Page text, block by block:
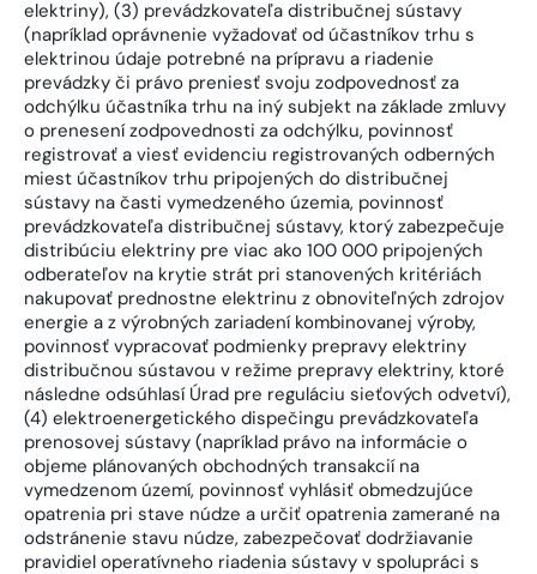
elektriny), (3) prevádzkovateľa distribučnej sústavy
(napríklad oprávnenie vyžadovať od účastníkov trhu s
elektrinou údaje potrebné na prípravu a riadenie
prevádzky či právo preniesť svoju zodpovednosť za
odchýlku účastníka trhu na iný subjekt na základe zmluvy
o prenesení zodpovednosti za odchýlku, povinnosť
registrovať a viesť evidenciu registrovaných odberných
miest účastníkov trhu pripojených do distribučnej
sústavy na časti vymedzeného územia, povinnosť
prevádzkovateľa distribučnej sústavy, ktorý zabezpečuje
distribúciu elektriny pre viac ako 100 000 pripojených
odberateľov na krytie strát pri stanovených kritériách
nakupovať prednostne elektrinu z obnoviteľných zdrojov
energie a z výrobných zariadení kombinovanej výroby,
povinnosť vypracovať podmienky prepravy elektriny
distribučnou sústavou v režime prepravy elektriny, ktoré
následne odsúhlasí Úrad pre reguláciu sieťových odvetví),
(4) elektroenergetického dispečingu prevádzkovateľa
prenosovej sústavy (napríklad právo na informácie o
objeme plánovaných obchodných transakcií na
vymedzenom území, povinnosť vyhlásiť obmedzujúce
opatrenia pri stave núdze a určiť opatrenia zamerané na
odstránenie stavu núdze, zabezpečovať dodržiavanie
pravidiel operatívneho riadenia sústavy v spolupráci s